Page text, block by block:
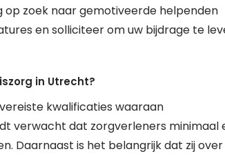
op zoek naar gemotiveerde helpenden
en solliciteer om uw bijdrage te
in Utrecht?
kwalificaties waaraan
verwacht dat zorgverleners minimaal
Daarnaast is het belangrijk dat zij over